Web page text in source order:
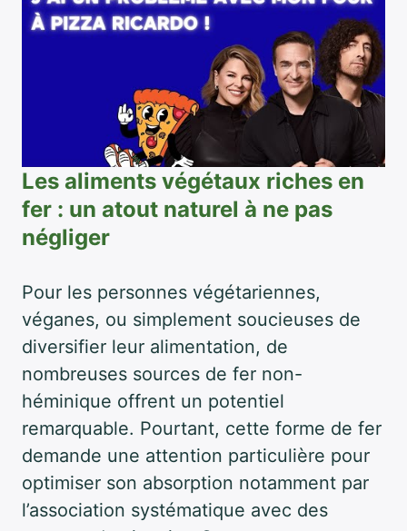
Les aliments végétaux riches en
fer : un atout naturel à ne pas
négliger
Pour les personnes végétariennes,
véganes, ou simplement soucieuses de
diversifier leur alimentation, de
nombreuses sources de fer non-
héminique offrent un potentiel
remarquable. Pourtant, cette forme de fer
demande une attention particulière pour
optimiser son absorption notamment par
l’association systématique avec des